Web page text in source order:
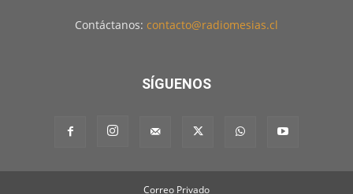
Contáctanos: contacto@radiomesias.cl
SÍGUENOS
Correo Privado